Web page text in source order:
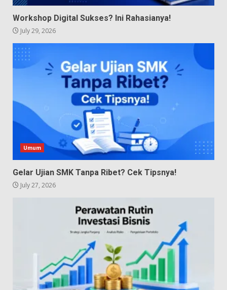
Workshop Digital Sukses? Ini Rahasianya!
July 29, 2026
Umum
Gelar Ujian SMK Tanpa Ribet? Cek Tipsnya!
July 27, 2026